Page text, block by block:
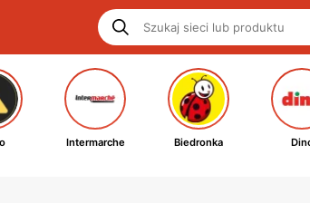
Intermarche Biedronka